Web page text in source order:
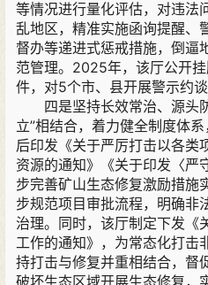
等情况进行量化评估，对违法
乱地区，精准实施函询提醒、
督办等递进式惩戒措施，倒逼
范管理。2025年，该厅公开
件，对5个市、县开展警示约谈
四是坚持长效常治、源头防
立”相结合，着力健全制度体
后印发《关于严厉打击以各类
资源的通知》《关于印发〈严
步完善矿山生态修复激励措施
步规范项目审批流程，明确非
治理。同时，该厅制定下发《
工作的通知》，为常态化打击
持打击与修复并重相结合，督
破坏生态区域开展生态修复，